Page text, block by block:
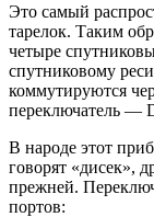
Это самый
тарелок. Таким
четыре
спутниковому
коммутируются
переключатель —
В народе этот
говорят «дисек»,
прежней.
портов: